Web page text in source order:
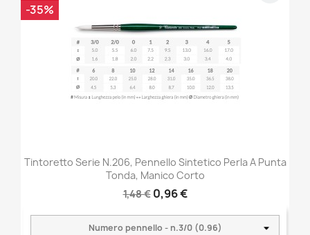
Tintoretto Serie N.206, Pennello Sintetico Perla A Punta
Tonda, Manico Corto
1,48 € 0,96 €
-35%